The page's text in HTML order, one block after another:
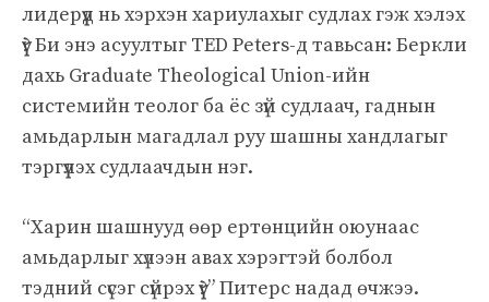
лидерүүд нь хэрхэн хариулахыг судлах гэж хэлэх
үү? Би энэ асуултыг TED Peters-д тавьсан: Беркли
дахь Graduate Theological Union-ийн
системийн теолог ба ёс зүй судлаач, гаднын
амьдарлын магадлал руу шашны хандлагыг
тэргүүлэх судлаачдын нэг.
“Харин шашнууд өөр ертөнцийн оюунаас
амьдарлыг хүлээн авах хэрэгтэй болбол
тэдний сүсэг сүйрэх үү?” Питерс надад өчжээ.